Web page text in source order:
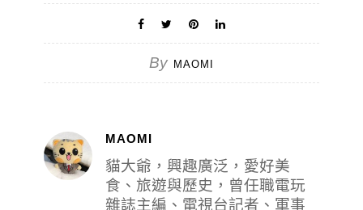
By MAOMI
MAOMI
貓大爺，興趣廣泛，愛好美
食、旅遊與歷史，曾任職電玩
雜誌主編、電視台記者、軍事